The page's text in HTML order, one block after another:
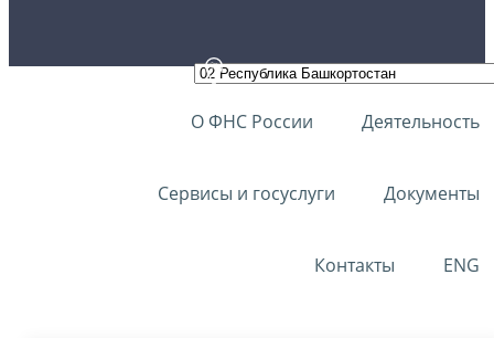
О ФНС России Деятельность
Сервисы и госуслуги Документы
Контакты ENG